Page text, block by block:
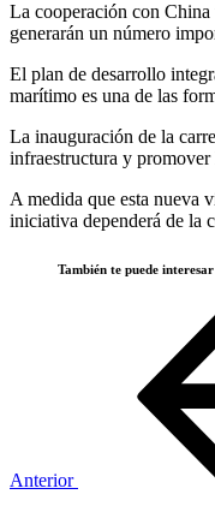
La cooperación con
generarán un número
El plan de desarrollo
marítimo es una de las
La inauguración de la
infraestructura y
A medida que esta nueva
iniciativa dependerá de la
También te puede
Anterior